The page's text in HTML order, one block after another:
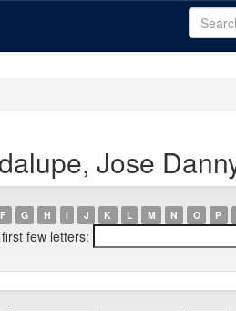
Jose
F G H I J K L M N O P
few letters: